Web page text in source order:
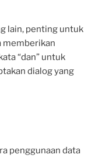
lain, penting untuk
memberikan
“dan” untuk
dialog yang
penggunaan data